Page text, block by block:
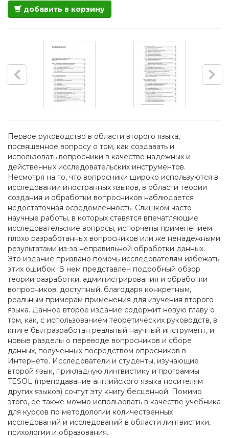
добавить в корзину
Первое руководство в области второго языка,
посвященное вопросу о том, как создавать и
использовать вопросники в качестве надежных и
действенных исследовательских инструментов.
Несмотря на то, что вопросники широко используются в
исследовании иностранных языков, в области теории
создания и обработки вопросников наблюдается
недостаточная осведомленность. Слишком часто
научные работы, в которых ставятся впечатляющие
исследовательские вопросы, испорчены применением
плохо разработанных вопросников или же ненадежными
результатами из-за неправильной обработки данных.
Это издание призвано помочь исследователям избежать
этих ошибок. В нем представлен подробный обзор
теории разработки, администрирования и обработки
вопросников, доступный, благодаря конкретным,
реальным примерам применения для изучения второго
языка. Данное второе издание содержит новую главу о
том, как, с использованием теоретических руководств, в
книге был разработан реальный научный инструмент, и
новые разделы о переводе вопросников и сборе
данных, полученных посредством опросников в
Интернете. Исследователи и студенты, изучающие
второй язык, прикладную лингвистику и программы
TESOL (преподавание английского языка носителям
других языков) сочтут эту книгу бесценной. Помимо
этого, ее также можно использовать в качестве учебника
для курсов по методологии количественных
исследований и исследований в области лингвистики,
психологии и образования.